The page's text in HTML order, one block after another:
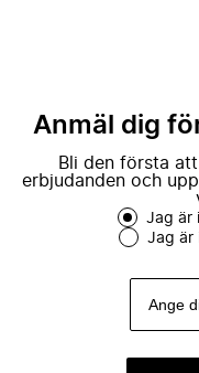
Anmäl dig
Bli den första
erbjudanden och
Jag är
Jag är